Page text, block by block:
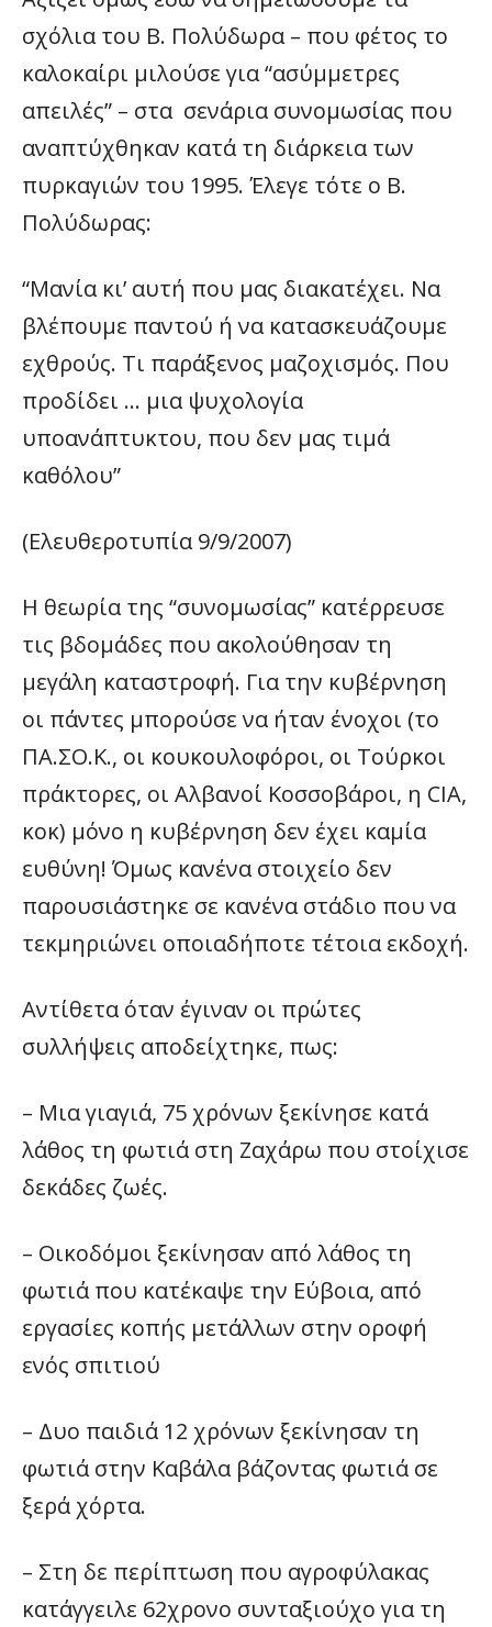
σχόλια του Β. Πολύδωρα – που φέτος το
καλοκαίρι μιλούσε για “ασύμμετρες
απειλές” – στα σενάρια συνομωσίας που
αναπτύχθηκαν κατά τη διάρκεια των
πυρκαγιών του 1995. Έλεγε τότε ο Β.
Πολύδωρας:
“Μανία κι’ αυτή που μας διακατέχει. Να
βλέπουμε παντού ή να κατασκευάζουμε
εχθρούς. Τι παράξενος μαζοχισμός. Που
προδίδει … μια ψυχολογία
υποανάπτυκτου, που δεν μας τιμά
καθόλου”
(Ελευθεροτυπία 9/9/2007)
Η θεωρία της “συνομωσίας” κατέρρευσε
τις βδομάδες που ακολούθησαν τη
μεγάλη καταστροφή. Για την κυβέρνηση
οι πάντες μπορούσε να ήταν ένοχοι (το
ΠΑ.ΣΟ.Κ., οι κουκουλοφόροι, οι Τούρκοι
πράκτορες, οι Αλβανοί Κοσσοβάροι, η CIA,
κοκ) μόνο η κυβέρνηση δεν έχει καμία
ευθύνη! Όμως κανένα στοιχείο δεν
παρουσιάστηκε σε κανένα στάδιο που να
τεκμηριώνει οποιαδήποτε τέτοια εκδοχή.
Αντίθετα όταν έγιναν οι πρώτες
συλλήψεις αποδείχτηκε, πως:
– Μια γιαγιά, 75 χρόνων ξεκίνησε κατά
λάθος τη φωτιά στη Ζαχάρω που στοίχισε
δεκάδες ζωές.
– Οικοδόμοι ξεκίνησαν από λάθος τη
φωτιά που κατέκαψε την Εύβοια, από
εργασίες κοπής μετάλλων στην οροφή
ενός σπιτιού
– Δυο παιδιά 12 χρόνων ξεκίνησαν τη
φωτιά στην Καβάλα βάζοντας φωτιά σε
ξερά χόρτα.
– Στη δε περίπτωση που αγροφύλακας
κατάγγειλε 62χρονο συνταξιούχο για τη